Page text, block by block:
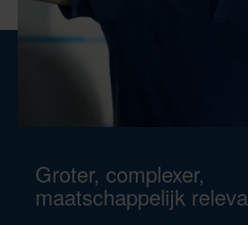
Groter, complexer,
maatschappelijk